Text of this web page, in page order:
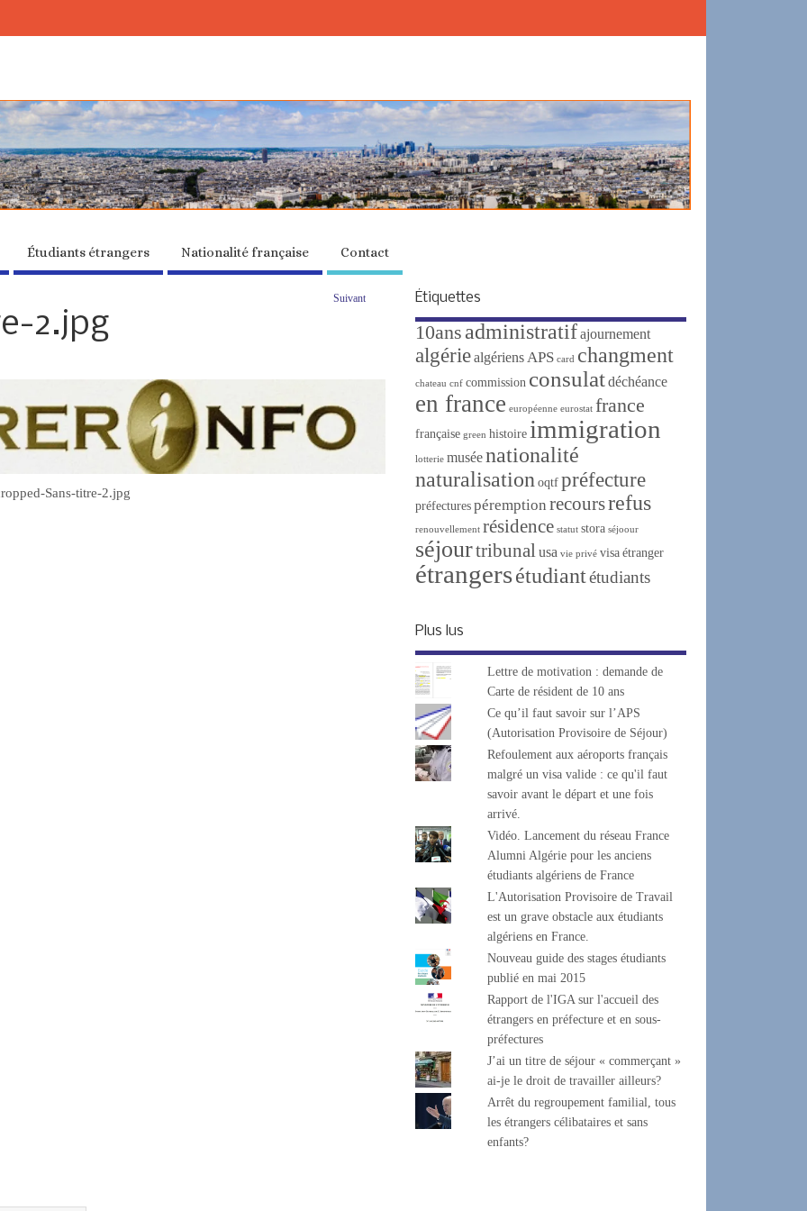
Étudiants étrangers Nationalité française Contact
Suivant
2.jpg
Sans-titre-2.jpg
Étiquettes
10ans administratif ajournement
algérie algériens APS card changment
chateau cnf commission consulat déchéance
en france européenne eurostat france
française green histoire immigration
lotterie musée nationalité
naturalisation oqtf préfecture
préfectures péremption recoursrefus
renouvellement résidence statut stora séjoour
séjourtribunal usa vie privé visa étranger
étrangersétudiantétudiants
Plus lus
Lettre de motivation : demande de
Carte de résident de 10 ans
Ce qu’il faut savoir sur l’APS
(Autorisation Provisoire de Séjour)
Refoulement aux aéroports français
malgré un visa valide : ce qu'il faut
savoir avant le départ et une fois
arrivé.
Vidéo. Lancement du réseau France
Alumni Algérie pour les anciens
étudiants algériens de France
L'Autorisation Provisoire de Travail
est un grave obstacle aux étudiants
algériens en France.
Nouveau guide des stages étudiants
publié en mai 2015
Rapport de l'IGA sur l'accueil des
étrangers en préfecture et en sous-
préfectures
J’ai un titre de séjour « commerçant »
ai-je le droit de travailler ailleurs?
Arrêt du regroupement familial, tous
les étrangers célibataires et sans
enfants?